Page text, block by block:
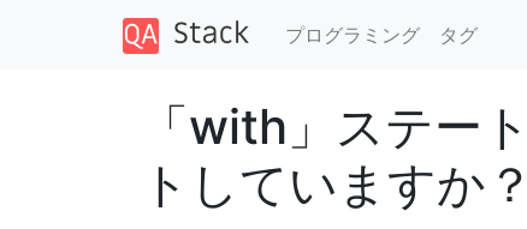
プログラミング タグ
「with」ステー
トしていますか？